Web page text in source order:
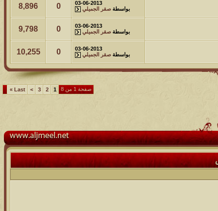
03-06-2013
بواسطة صقر الجميلي 0
8,896
03-06-2013
بواسطة صقر الجميلي 0
9,798
03-06-2013
بواسطة صقر الجميلي 0
10,255
صفحة 1 من 8 1
2
3
>
Last
»